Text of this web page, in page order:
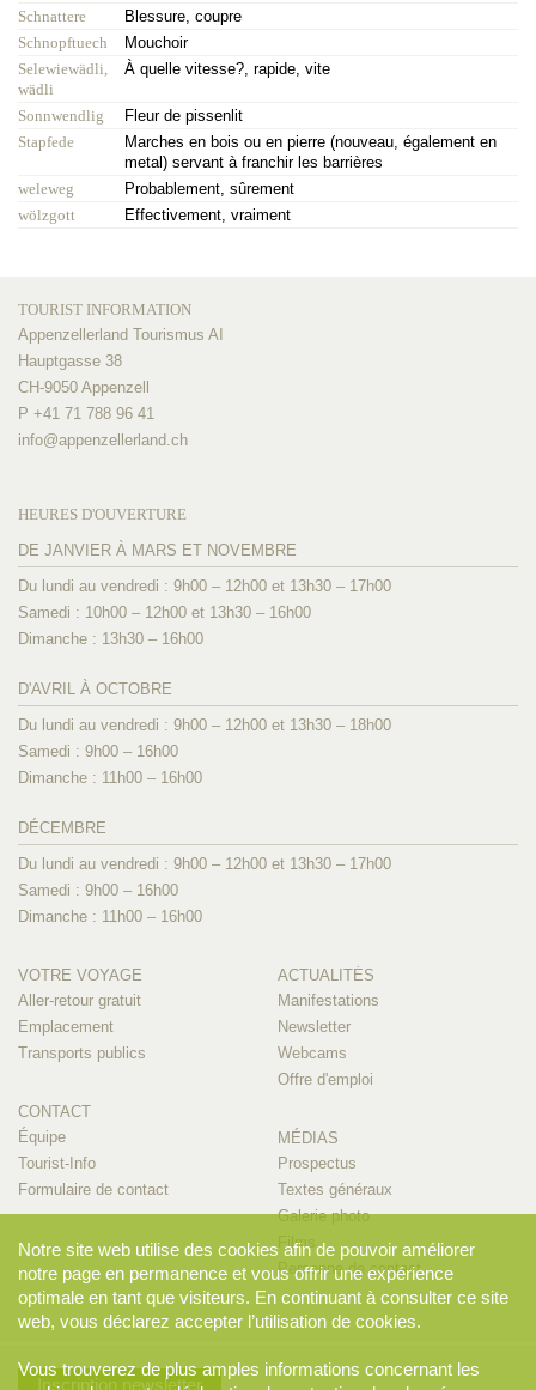
Schnattere
Blessure, coupre
Schnopftuech
Mouchoir
Selewiewädli,
wädli
À quelle vitesse?, rapide, vite
Sonnwendlig
Fleur de pissenlit
Stapfede
Marches en bois ou en pierre (nouveau, également en
metal) servant à franchir les barrières
weleweg
Probablement, sûrement
wölzgott
Effectivement, vraiment
TOURIST INFORMATION
Appenzellerland Tourismus AI
Hauptgasse 38
CH-9050 Appenzell
P +41 71 788 96 41
info@appenzellerland.ch
HEURES D'OUVERTURE
DE JANVIER À MARS ET NOVEMBRE
Du lundi au vendredi : 9h00 – 12h00 et 13h30 – 17h00
Samedi : 10h00 – 12h00 et 13h30 – 16h00
Dimanche : 13h30 – 16h00
D'AVRIL À OCTOBRE
Du lundi au vendredi : 9h00 – 12h00 et 13h30 – 18h00
Samedi : 9h00 – 16h00
Dimanche : 11h00 – 16h00
DÉCEMBRE
Du lundi au vendredi : 9h00 – 12h00 et 13h30 – 17h00
Samedi : 9h00 – 16h00
Dimanche : 11h00 – 16h00
VOTRE VOYAGE
Aller-retour gratuit
Emplacement
Transports publics
CONTACT
Équipe
Tourist-Info
Formulaire de contact
ACTUALITÉS
Manifestations
Newsletter
Webcams
Offre d'emploi
MÉDIAS
Prospectus
Textes généraux
Galerie photo
Films
Personne de contact
Inscription newsletter
Notre site web utilise des cookies afin de pouvoir améliorer
notre page en permanence et vous offrir une expérience
optimale en tant que visiteurs. En continuant à consulter ce site
web, vous déclarez accepter l’utilisation de cookies.
Vous trouverez de plus amples informations concernant les